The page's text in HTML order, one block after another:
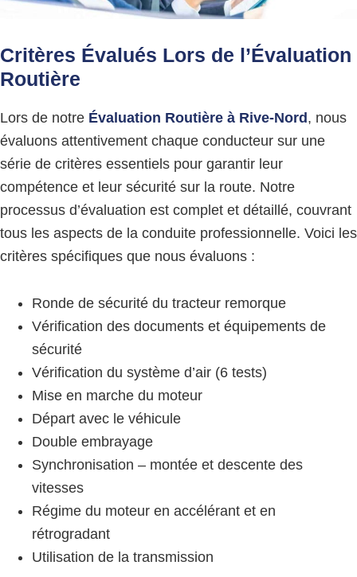
Critères Évalués Lors de l’Évaluation
Routière
Lors de notre Évaluation Routière à Rive-Nord, nous
évaluons attentivement chaque conducteur sur une
série de critères essentiels pour garantir leur
compétence et leur sécurité sur la route. Notre
processus d’évaluation est complet et détaillé, couvrant
tous les aspects de la conduite professionnelle. Voici les
critères spécifiques que nous évaluons :
Ronde de sécurité du tracteur remorque
Vérification des documents et équipements de
sécurité
Vérification du système d’air (6 tests)
Mise en marche du moteur
Départ avec le véhicule
Double embrayage
Synchronisation – montée et descente des
vitesses
Régime du moteur en accélérant et en
rétrogradant
Utilisation de la transmission